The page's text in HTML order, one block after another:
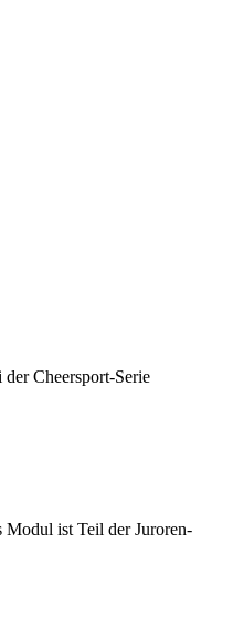
Cheersport-Serie
Modul ist Teil der Juroren-